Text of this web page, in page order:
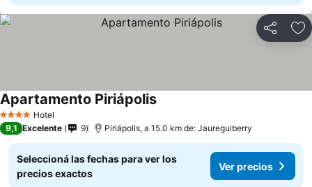
Compartir
4 EstrellasHotel
Apartamento Piriápolis
9,1 Excelente 9 Piriápolis, a 15.0 km de: Jaureguiberry
Seleccioná las fechas para ver los
precios exactos
Ver precios